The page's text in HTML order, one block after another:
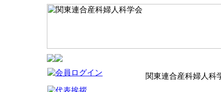
関東連合産科婦人科